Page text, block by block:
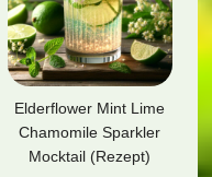
Elderflower Mint Lime
Chamomile Sparkler
Mocktail (Rezept)